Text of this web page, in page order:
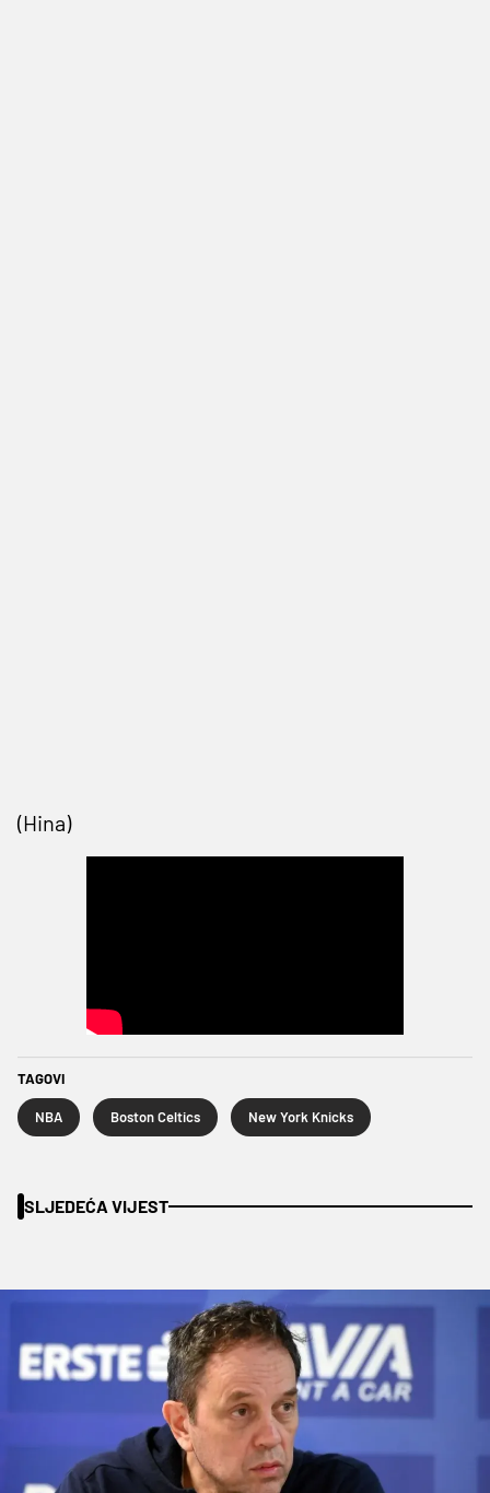
(Hina)
TAGOVI
NBA Boston Celtics New York Knicks
SLJEDEĆA VIJEST